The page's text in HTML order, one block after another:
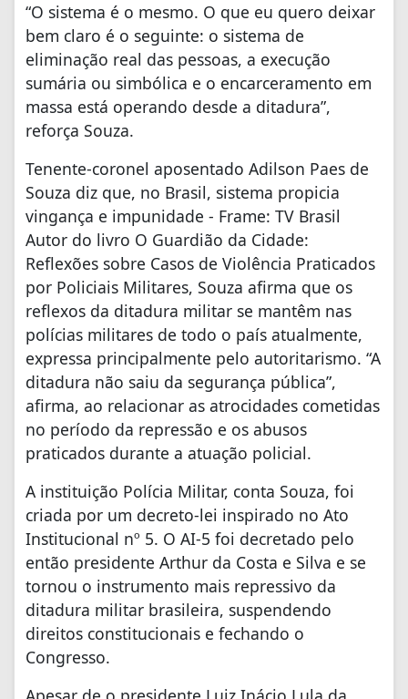
“O sistema é o mesmo. O que eu quero deixar
bem claro é o seguinte: o sistema de
eliminação real das pessoas, a execução
sumária ou simbólica e o encarceramento em
massa está operando desde a ditadura”,
reforça Souza.
Tenente-coronel aposentado Adilson Paes de
Souza diz que, no Brasil, sistema propicia
vingança e impunidade - Frame: TV Brasil
Autor do livro O Guardião da Cidade:
Reflexões sobre Casos de Violência Praticados
por Policiais Militares, Souza afirma que os
reflexos da ditadura militar se mantêm nas
polícias militares de todo o país atualmente,
expressa principalmente pelo autoritarismo. “A
ditadura não saiu da segurança pública”,
afirma, ao relacionar as atrocidades cometidas
no período da repressão e os abusos
praticados durante a atuação policial.
A instituição Polícia Militar, conta Souza, foi
criada por um decreto-lei inspirado no Ato
Institucional nº 5. O AI-5 foi decretado pelo
então presidente Arthur da Costa e Silva e se
tornou o instrumento mais repressivo da
ditadura militar brasileira, suspendendo
direitos constitucionais e fechando o
Congresso.